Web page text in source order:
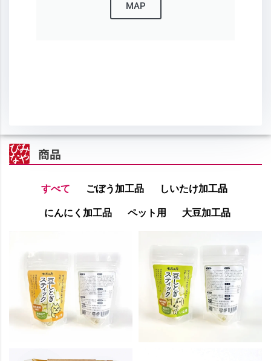
MAP
商品
すべて ごぼう加工品 しいたけ加工品
にんにく加工品 ペット用 大豆加工品